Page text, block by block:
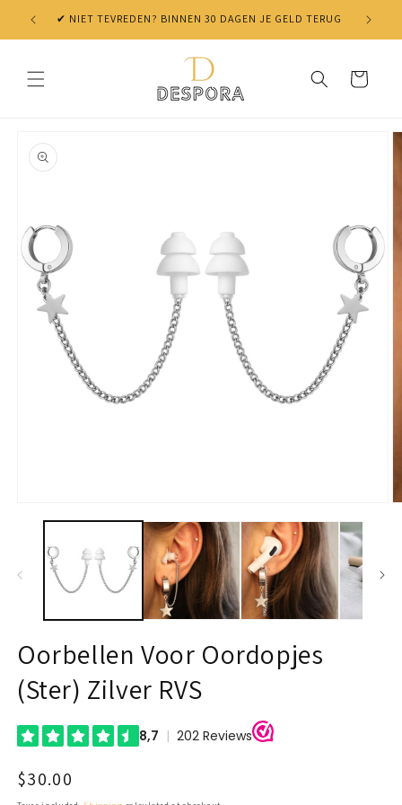
Skip to
content
✔ NIET TEVREDEN? BINNEN 30 DAGEN JE GELD TERUG
Cart
product
information
media
Oorbellen Voor Oordopjes
(Ster) Zilver RVS
Regular
$30.00